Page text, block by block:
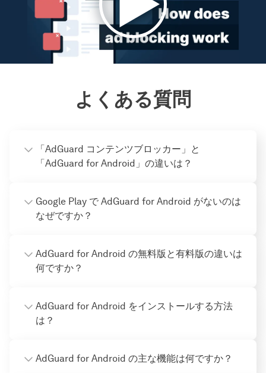
よくある質問
「AdGuard コンテンツブロッカー」と
「AdGuard for Android」の違いは？
Google Play で AdGuard for Android がないのは
なぜですか？
AdGuard for Android の無料版と有料版の違いは
何ですか？
AdGuard for Android をインストールする方法
は？
AdGuard for Android の主な機能は何ですか？